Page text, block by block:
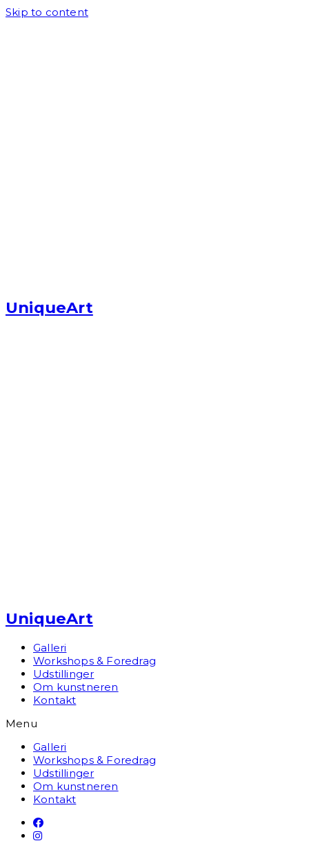
Skip to content
UniqueArt
UniqueArt
Galleri
Workshops & Foredrag
Udstillinger
Om kunstneren
Kontakt
Menu
Galleri
Workshops & Foredrag
Udstillinger
Om kunstneren
Kontakt